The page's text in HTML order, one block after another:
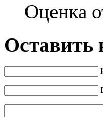
Оценка
Оставить